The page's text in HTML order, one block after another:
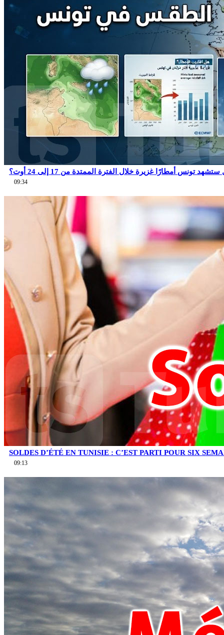
تونس أمطارًا غزيرة خلال الفترة الممتدة من 17 إلى 24 أوت؟
09:34
SOLDES D’ÉTÉ EN TUNISIE : C’EST PARTI POUR SIX
09:13